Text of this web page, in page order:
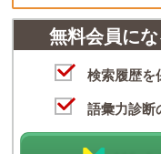
無料会員に
検索履歴を
語彙力診断